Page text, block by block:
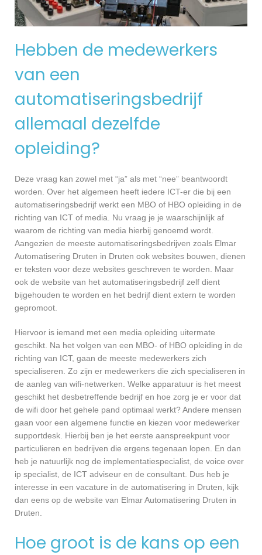
Hebben de medewerkers
van een
automatiseringsbedrijf
allemaal dezelfde
opleiding?
Deze vraag kan zowel met “ja” als met “nee” beantwoordt
worden. Over het algemeen heeft iedere ICT-er die bij een
automatiseringsbedrijf werkt een MBO of HBO opleiding in de
richting van ICT of media. Nu vraag je je waarschijnlijk af
waarom de richting van media hierbij genoemd wordt.
Aangezien de meeste automatiseringsbedrijven zoals Elmar
Automatisering Druten in Druten ook websites bouwen, dienen
er teksten voor deze websites geschreven te worden. Maar
ook de website van het automatiseringsbedrijf zelf dient
bijgehouden te worden en het bedrijf dient extern te worden
gepromoot.
Hiervoor is iemand met een media opleiding uitermate
geschikt. Na het volgen van een MBO- of HBO opleiding in de
richting van ICT, gaan de meeste medewerkers zich
specialiseren. Zo zijn er medewerkers die zich specialiseren in
de aanleg van wifi-netwerken. Welke apparatuur is het meest
geschikt het desbetreffende bedrijf en hoe zorg je er voor dat
de wifi door het gehele pand optimaal werkt? Andere mensen
gaan voor een algemene functie en kiezen voor medewerker
supportdesk. Hierbij ben je het eerste aanspreekpunt voor
particulieren en bedrijven die ergens tegenaan lopen. En dan
heb je natuurlijk nog de implementatiespecialist, de voice over
ip specialist, de ICT adviseur en de consultant. Dus heb je
interesse in een vacature in de automatisering in Druten, kijk
dan eens op de website van Elmar Automatisering Druten in
Druten.
Hoe groot is de kans op een